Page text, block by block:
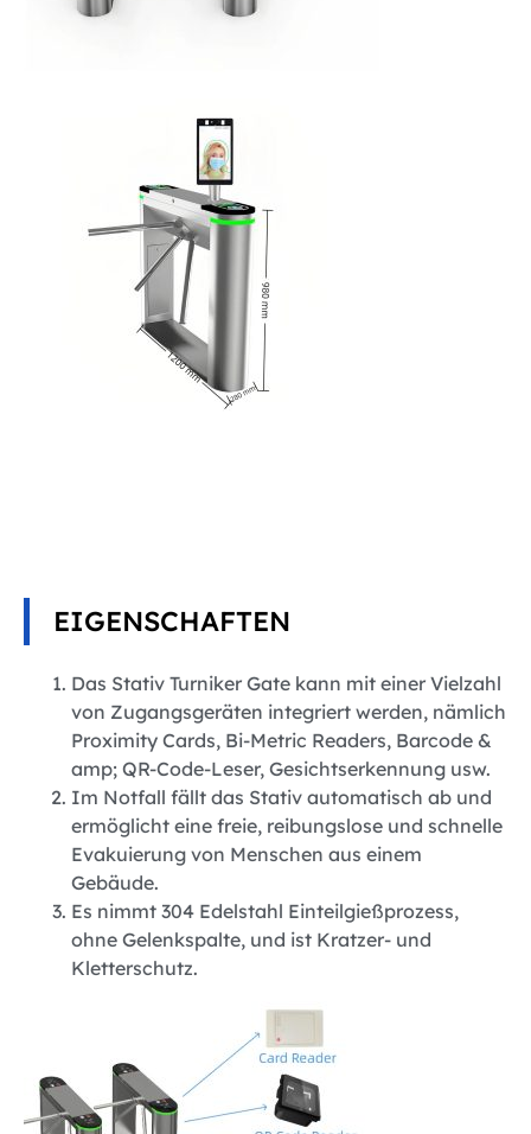
EIGENSCHAFTEN
Das Stativ Turniker Gate kann mit einer Vielzahl
von Zugangsgeräten integriert werden, nämlich
Proximity Cards, Bi-Metric Readers, Barcode &
amp; QR-Code-Leser, Gesichtserkennung usw.
Im Notfall fällt das Stativ automatisch ab und
ermöglicht eine freie, reibungslose und schnelle
Evakuierung von Menschen aus einem
Gebäude.
Es nimmt 304 Edelstahl Einteilgießprozess,
ohne Gelenkspalte, und ist Kratzer- und
Kletterschutz.